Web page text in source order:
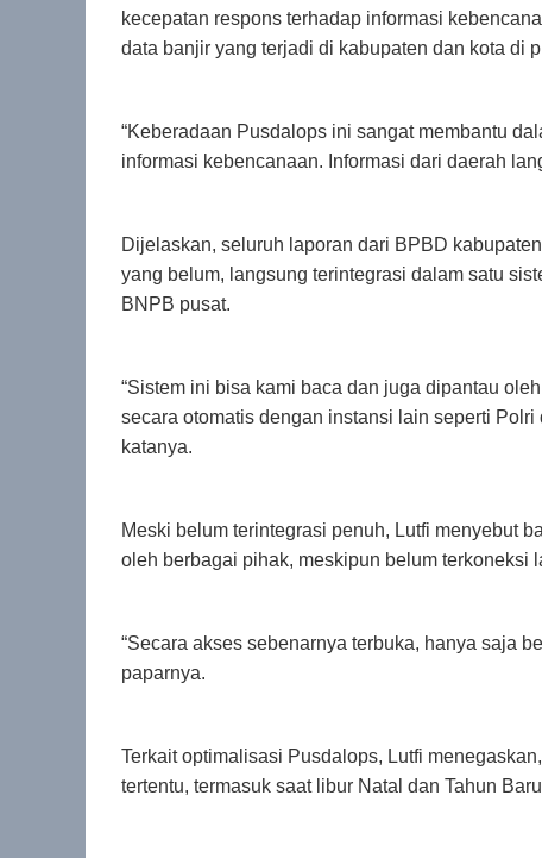
kecepatan respons terhadap informasi
data banjir yang terjadi di kabupaten dan kota di
“Keberadaan Pusdalops ini sangat membantu
informasi kebencanaan. Informasi dari daerah
Dijelaskan, seluruh laporan dari BPBD
yang belum, langsung terintegrasi dalam satu
BNPB pusat.
“Sistem ini bisa kami baca dan juga dipantau
secara otomatis dengan instansi lain seperti
katanya.
Meski belum terintegrasi penuh, Lutfi menyebut
oleh berbagai pihak, meskipun belum terkoneksi
“Secara akses sebenarnya terbuka, hanya saja
paparnya.
Terkait optimalisasi Pusdalops, Lutfi
tertentu, termasuk saat libur Natal dan Tahun